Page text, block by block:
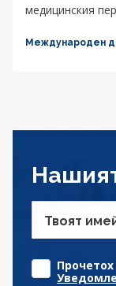
медицинския
Международен
Твоят